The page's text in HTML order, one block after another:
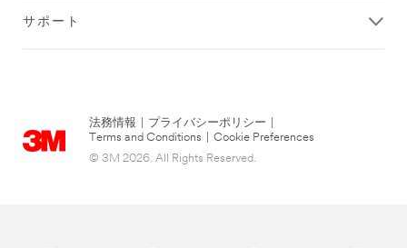
サポート
法務情報 プライバシーポリシー
Terms and Conditions
Cookie Preferences
© 3M 2026. All Rights Reserved.